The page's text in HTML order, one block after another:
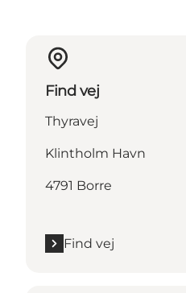
Find vej
Thyravej
Klintholm Havn
4791 Borre
Find vej